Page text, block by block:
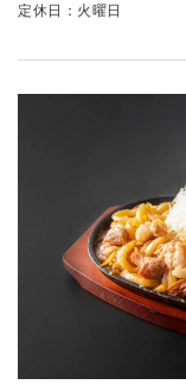
定休日：火曜日